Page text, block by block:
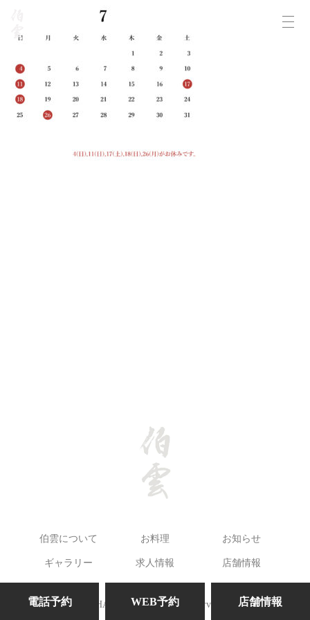
伯雲について お料理 お知らせ
ギャラリー 求人情報 店舗情報
©HAKUUN. All Rights Reserved.
電話予約 WEB予約 店舗情報